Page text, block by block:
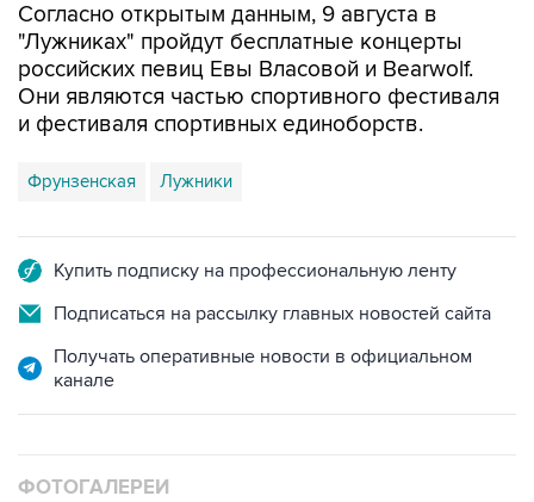
Согласно открытым данным, 9 августа в
"Лужниках" пройдут бесплатные концерты
российских певиц Евы Власовой и Bearwolf.
Они являются частью спортивного фестиваля
и фестиваля спортивных единоборств.
Фрунзенская Лужники
Купить подписку на профессиональную ленту
Подписаться на рассылку главных новостей сайта
Получать оперативные новости в официальном
канале
ФОТОГАЛЕРЕИ